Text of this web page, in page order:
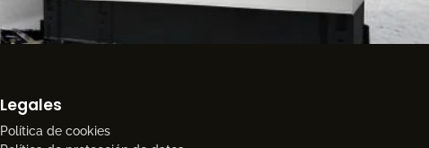
Legales
Política de cookies